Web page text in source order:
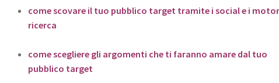
come scovare il tuo pubblico target tramite i social e i
ricerca
come scegliere gli argomenti che ti faranno amare dal tuo
pubblico target